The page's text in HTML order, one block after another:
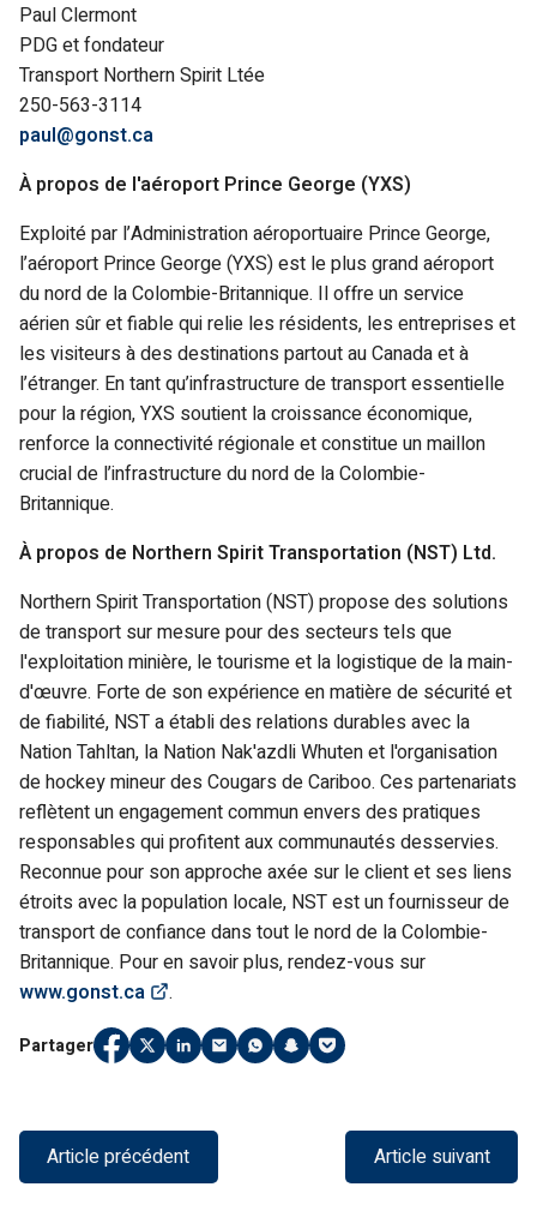
Paul Clermont
PDG et fondateur
Transport Northern Spirit Ltée
250-563-3114
paul@gonst.ca
À propos de l'aéroport Prince George (YXS)
Exploité par l’Administration aéroportuaire Prince George,
l’aéroport Prince George (YXS) est le plus grand aéroport
du nord de la Colombie-Britannique. Il offre un service
aérien sûr et fiable qui relie les résidents, les entreprises et
les visiteurs à des destinations partout au Canada et à
l’étranger. En tant qu’infrastructure de transport essentielle
pour la région, YXS soutient la croissance économique,
renforce la connectivité régionale et constitue un maillon
crucial de l’infrastructure du nord de la Colombie-
Britannique.
À propos de Northern Spirit Transportation (NST) Ltd.
Northern Spirit Transportation (NST) propose des solutions
de transport sur mesure pour des secteurs tels que
l'exploitation minière, le tourisme et la logistique de la main-
d'œuvre. Forte de son expérience en matière de sécurité et
de fiabilité, NST a établi des relations durables avec la
Nation Tahltan, la Nation Nak'azdli Whuten et l'organisation
de hockey mineur des Cougars de Cariboo. Ces partenariats
reflètent un engagement commun envers des pratiques
responsables qui profitent aux communautés desservies.
Reconnue pour son approche axée sur le client et ses liens
étroits avec la population locale, NST est un fournisseur de
transport de confiance dans tout le nord de la Colombie-
Britannique. Pour en savoir plus, rendez-vous sur
www.gonst.ca
(Link opens in new window)
.
Partager
Partager
(Link opens in new window)
Partager
(Link opens in new window)
Partager
(Link opens in new window)
Partager
mail
(Link opens in new window)
Partager
(Link opens in new window)
Partager
(Link opens in new window)
Partager
(Link opens in new
Article précédent Article suivant